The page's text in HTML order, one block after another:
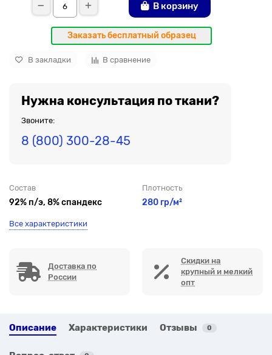
В корзину
Заказать бесплатный образец
В закладки В сравнение
Нужна консультация по ткани?
Звоните:
8 (800) 300-28-45
Состав
92% п/э, 8% спандекс
Плотность
280 гр/м²
Все характеристики
Доставка по
России
Скидки на
крупный и мелкий
опт
Описание Характеристики Отзывы 0